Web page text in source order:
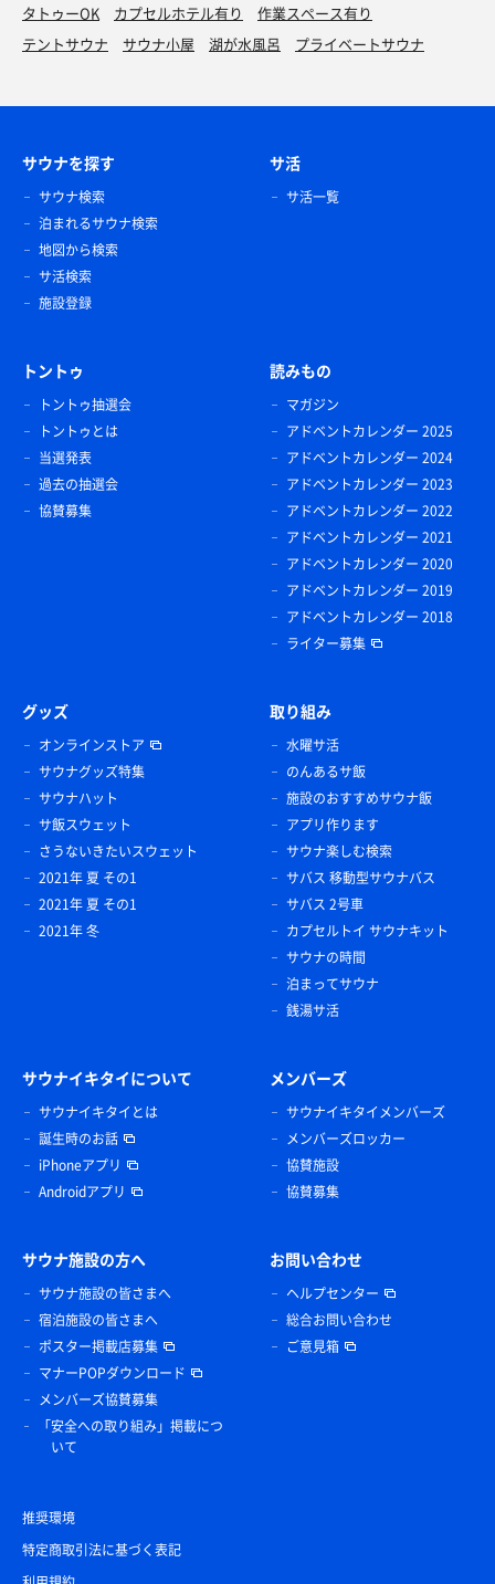
タトゥーOK
カプセルホテル有り
作業スペース有り
テントサウナ
サウナ小屋 湖が水風呂 プライベートサウナ
サウナを探す
サウナ検索
泊まれるサウナ検索
地図から検索
サ活検索
施設登録
サ活
サ活一覧
トントゥ
トントゥ抽選会
トントゥとは
当選発表
過去の抽選会
協賛募集
読みもの
マガジン
アドベントカレンダー 2025
アドベントカレンダー 2024
アドベントカレンダー 2023
アドベントカレンダー 2022
アドベントカレンダー 2021
アドベントカレンダー 2020
アドベントカレンダー 2019
アドベントカレンダー 2018
ライター募集
グッズ
オンラインストア
サウナグッズ特集
サウナハット
サ飯スウェット
さうないきたいスウェット
2021年 夏 その1
2021年 夏 その1
2021年 冬
取り組み
水曜サ活
のんあるサ飯
施設のおすすめサウナ飯
アプリ作ります
サウナ楽しむ検索
サバス 移動型サウナバス
サバス 2号車
カプセルトイ サウナキット
サウナの時間
泊まってサウナ
銭湯サ活
サウナイキタイについて
サウナイキタイとは
誕生時のお話
iPhoneアプリ
Androidアプリ
メンバーズ
サウナイキタイメンバーズ
メンバーズロッカー
協賛施設
協賛募集
サウナ施設の方へ
サウナ施設の皆さまへ
宿泊施設の皆さまへ
ポスター掲載店募集
マナーPOPダウンロード
メンバーズ協賛募集
「安全への取り組み」掲載につ
いて
お問い合わせ
ヘルプセンター
総合お問い合わせ
ご意見箱
推奨環境
特定商取引法に基づく表記